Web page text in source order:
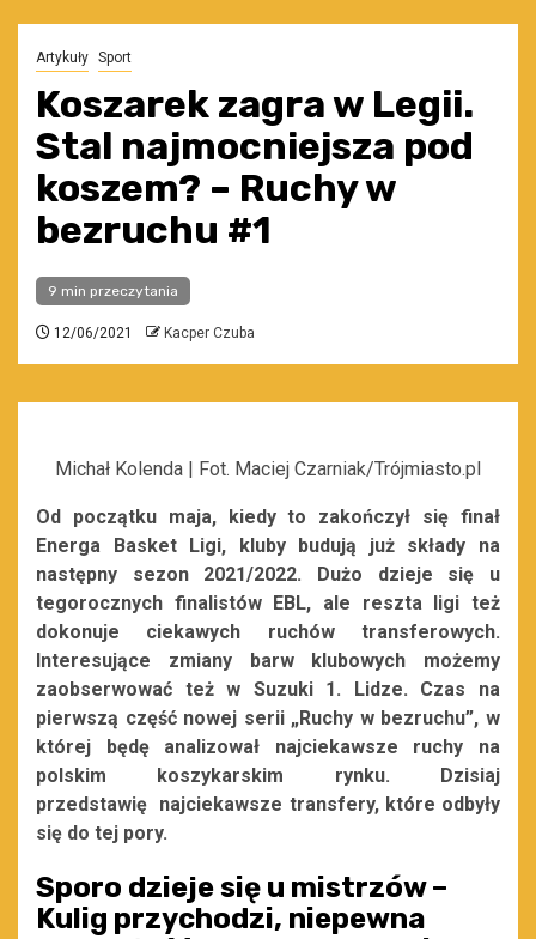
Artykuły Sport
Koszarek zagra w Legii.
Stal najmocniejsza pod
koszem? – Ruchy w
bezruchu #1
9 min przeczytania
12/06/2021 Kacper Czuba
Michał Kolenda | Fot. Maciej Czarniak/Trójmiasto.pl
Od początku maja, kiedy to zakończył się finał
Energa Basket Ligi, kluby budują już składy na
następny sezon 2021/2022. Dużo dzieje się u
tegorocznych finalistów EBL, ale reszta ligi też
dokonuje ciekawych ruchów transferowych.
Interesujące zmiany barw klubowych możemy
zaobserwować też w Suzuki 1. Lidze. Czas na
pierwszą część nowej serii „Ruchy w bezruchu”, w
której będę analizował najciekawsze ruchy na
polskim koszykarskim rynku. Dzisiaj
przedstawię najciekawsze transfery, które odbyły
się do tej pory.
Sporo dzieje się u mistrzów –
Kulig przychodzi, niepewna